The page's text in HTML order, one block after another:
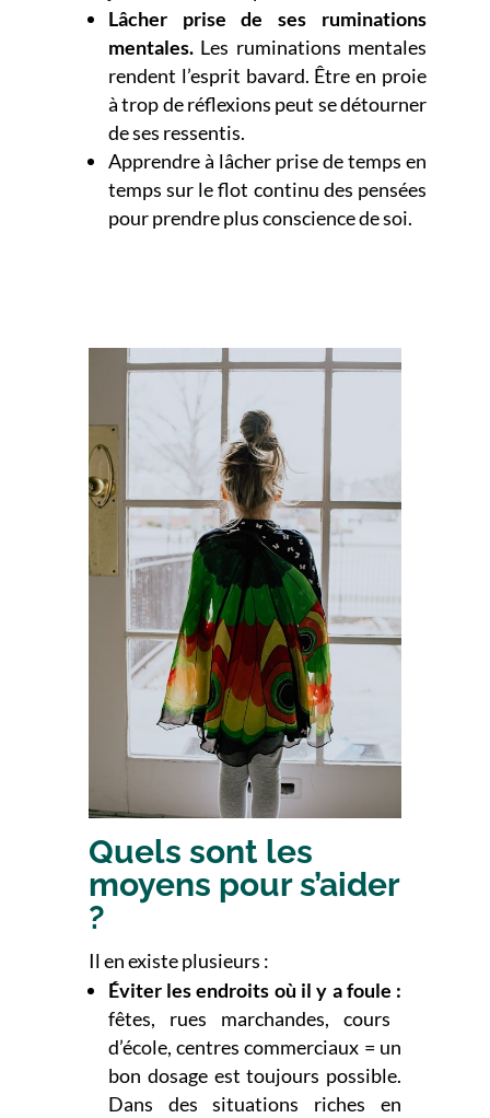
Lâcher prise de ses ruminations
mentales.Les ruminations mentales
rendent l’esprit bavard. Être en proie
à trop de réflexions peut se détourner
de ses ressentis.
Apprendre à lâcher prise de temps en
temps sur le flot continu des pensées
pour prendre plus conscience de soi.
Quels sont les
moyens pour s’aider
?
Il en existe plusieurs :
Éviter les endroits où il y a foule :
fêtes, rues marchandes, cours
d’école, centres commerciaux = un
bon dosage est toujours possible.
Dans des situations riches en